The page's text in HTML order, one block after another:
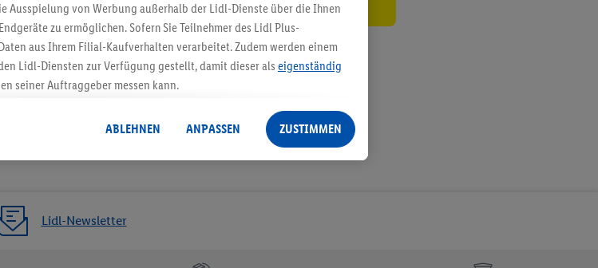
Lidl-Newsletter
Ausspielung von Werbung außerhalb der Lidl-Dienste über die Ihnen
zu ermöglichen. Sofern Sie Teilnehmer des Lidl Plus-
aus Ihrem Filial-Kaufverhalten verarbeitet. Zudem werden einem
Lidl-Diensten zur Verfügung gestellt, damit dieser als eigenständig
seiner Auftraggeber messen kann.
von Daten (z.B. über Ihre Nutzung der Lidl-Dienste, Ihr
aus Ihrem Kundenkonto - z.B. Alter oder Geschlecht - sowie Ihre
und Lidl-Dienste hinweg einschließlich dem Speichern von
zur Entwicklung von Angeboten sowie zur technischen
ABLEHNEN ANPASSEN ZUSTIMMEN